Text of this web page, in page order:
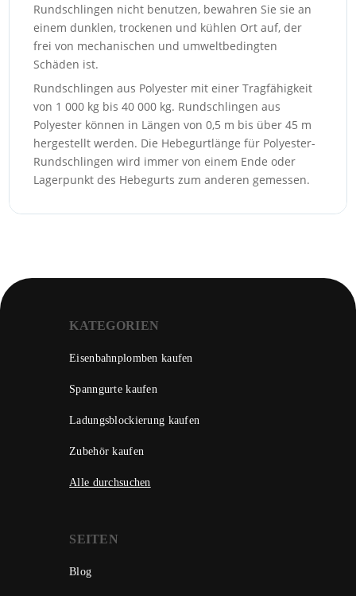
Rundschlingen nicht benutzen, bewahren Sie sie an
einem dunklen, trockenen und kühlen Ort auf, der
frei von mechanischen und umweltbedingten
Schäden ist.
Rundschlingen aus Polyester mit einer Tragfähigkeit
von 1 000 kg bis 40 000 kg. Rundschlingen aus
Polyester können in Längen von 0,5 m bis über 45 m
hergestellt werden. Die Hebegurtlänge für Polyester-
Rundschlingen wird immer von einem Ende oder
Lagerpunkt des Hebegurts zum anderen gemessen.
KATEGORIEN
Eisenbahnplomben kaufen
Spanngurte kaufen
Ladungsblockierung kaufen
Zubehör kaufen
Alle durchsuchen
SEITEN
Blog